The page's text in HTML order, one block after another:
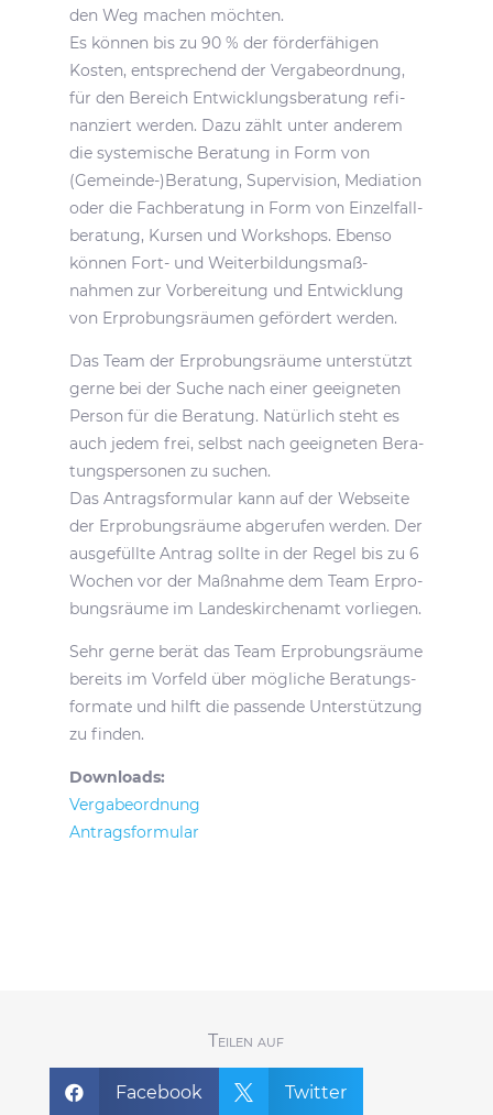
den Weg machen möchten.
Es können bis zu 90 % der förder­fä­higen
Kosten, entspre­chend der Verga­be­ord­nung,
für den Bereich Entwick­lungs­be­ra­tung refi­
nan­ziert werden. Dazu zählt unter anderem
die syste­mi­sche Bera­tung in Form von
(Gemeinde-)Beratung, Super­vi­sion, Media­tion
oder die Fach­be­ra­tung in Form von Einzel­fall­
be­ra­tung, Kursen und Work­shops. Ebenso
können Fort- und Weiter­bil­dungs­maß­
nahmen zur Vorbe­rei­tung und Entwick­lung
von Erpro­bungs­räumen geför­dert werden.
Das Team der Erpro­bungs­räume unter­stützt
gerne bei der Suche nach einer geeig­neten
Person für die Bera­tung. Natür­lich steht es
auch jedem frei, selbst nach geeig­neten Bera­
tungs­per­sonen zu suchen.
Das Antrags­for­mular kann auf der Webseite
der Erpro­bungs­räume abge­rufen werden. Der
ausge­füllte Antrag sollte in der Regel bis zu 6
Wochen vor der Maßnahme dem Team Erpro­
bungs­räume im Landes­kir­chenamt vorliegen.
Sehr gerne berät das Team Erpro­bungs­räume
bereits im Vorfeld über mögliche Bera­tungs­
for­mate und hilft die passende Unter­stüt­zung
zu finden.
Down­loads:
Verga­be­ord­nung
Antrags­for­mular
Teilen auf
 Facebook  Twitter